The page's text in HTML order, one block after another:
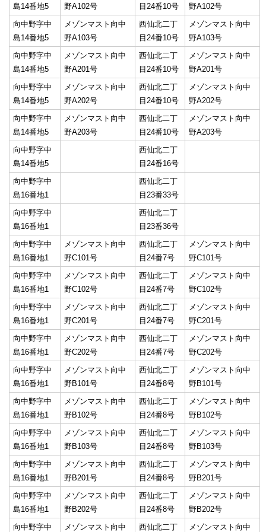
島14番地5
野A102号
目24番10号
野A102号
向中野字中
島14番地5
メゾンマスト向中
野A103号
西仙北二丁
目24番10号
メゾンマスト向中
野A103号
向中野字中
島14番地5
メゾンマスト向中
野A201号
西仙北二丁
目24番10号
メゾンマスト向中
野A201号
向中野字中
島14番地5
メゾンマスト向中
野A202号
西仙北二丁
目24番10号
メゾンマスト向中
野A202号
向中野字中
島14番地5
メゾンマスト向中
野A203号
西仙北二丁
目24番10号
メゾンマスト向中
野A203号
向中野字中
島14番地5
西仙北二丁
目24番16号
向中野字中
島16番地1
西仙北二丁
目23番33号
向中野字中
島16番地1
西仙北二丁
目23番36号
向中野字中
島16番地1
メゾンマスト向中
野C101号
西仙北二丁
目24番7号
メゾンマスト向中
野C101号
向中野字中
島16番地1
メゾンマスト向中
野C102号
西仙北二丁
目24番7号
メゾンマスト向中
野C102号
向中野字中
島16番地1
メゾンマスト向中
野C201号
西仙北二丁
目24番7号
メゾンマスト向中
野C201号
向中野字中
島16番地1
メゾンマスト向中
野C202号
西仙北二丁
目24番7号
メゾンマスト向中
野C202号
向中野字中
島16番地1
メゾンマスト向中
野B101号
西仙北二丁
目24番8号
メゾンマスト向中
野B101号
向中野字中
島16番地1
メゾンマスト向中
野B102号
西仙北二丁
目24番8号
メゾンマスト向中
野B102号
向中野字中
島16番地1
メゾンマスト向中
野B103号
西仙北二丁
目24番8号
メゾンマスト向中
野B103号
向中野字中
島16番地1
メゾンマスト向中
野B201号
西仙北二丁
目24番8号
メゾンマスト向中
野B201号
向中野字中
島16番地1
メゾンマスト向中
野B202号
西仙北二丁
目24番8号
メゾンマスト向中
野B202号
向中野字中
メゾンマスト向中
西仙北二丁
メゾンマスト向中